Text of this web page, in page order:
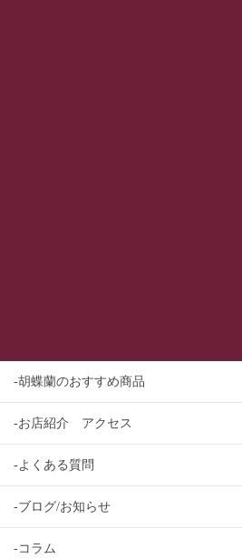
-胡蝶蘭のおすすめ商品
-お店紹介 アクセス
-よくある質問
-ブログ/お知らせ
-コラム